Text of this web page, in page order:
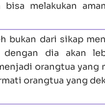
bisa melakukan
bukan dari sikap
dengan dia akan
orangtua yang
orangtua yang